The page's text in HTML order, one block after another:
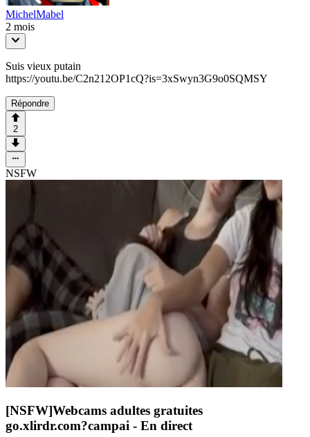
MichelMabel
2 mois
Suis vieux putain
https://youtu.be/C2n212OP1cQ?is=3xSwyn3G9o0SQMSY
Répondre
2
NSFW
[NSFW]Webcams adultes gratuites
go.xlirdr.com?campai - En direct